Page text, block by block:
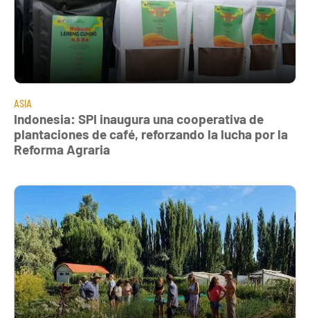
ASIA
Indonesia: SPI inaugura una cooperativa de
plantaciones de café, reforzando la lucha por la
Reforma Agraria